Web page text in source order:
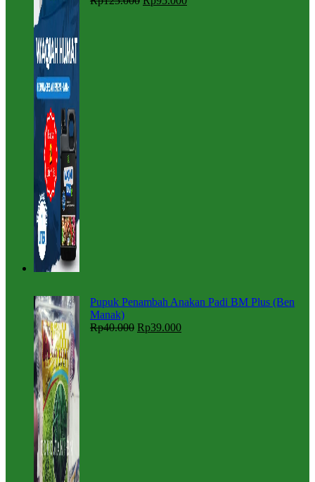
Pupuk Penambah Anakan Padi BM Plus (Ben
Manak)
Rp40.000 Rp39.000